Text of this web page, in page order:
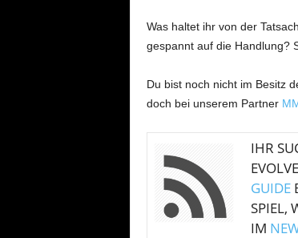
Was haltet ihr von der
gespannt auf die Handlung?
Du bist noch nicht im Besitz
doch bei unserem Partner
IHR
GUIDE
SPIEL,
IM